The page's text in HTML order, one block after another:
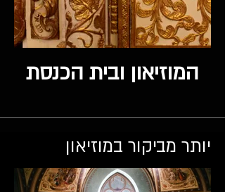
המוזיאון ובית הכנסת
יותר מביקור במוזיאון